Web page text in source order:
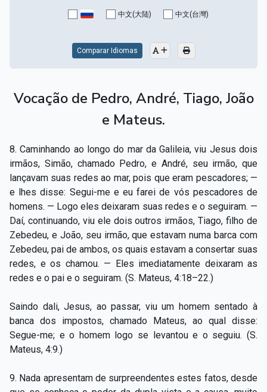
中文(大陆) 中文(台灣)
Comparar Idiomas
Vocação de Pedro, André, Tiago, João
e Mateus.
8. Caminhando ao longo do mar da Galileia, viu Jesus dois
irmãos, Simão, chamado Pedro, e André, seu irmão, que
lançavam suas redes ao mar, pois que eram pescadores; —
e lhes disse: Segui-me e eu farei de vós pescadores de
homens. — Logo eles deixaram suas redes e o seguiram. —
Daí, continuando, viu ele dois outros irmãos, Tiago, filho de
Zebedeu, e João, seu irmão, que estavam numa barca com
Zebedeu, pai de ambos, os quais estavam a consertar suas
redes, e os chamou. — Eles imediatamente deixaram as
redes e o pai e o seguiram. (S. Mateus, 4:18–22.)
Saindo dali, Jesus, ao passar, viu um homem sentado à
banca dos impostos, chamado Mateus, ao qual disse:
Segue-me; e o homem logo se levantou e o seguiu. (S.
Mateus, 4:9.)
9. Nada apresentam de surpreendentes estes fatos, desde